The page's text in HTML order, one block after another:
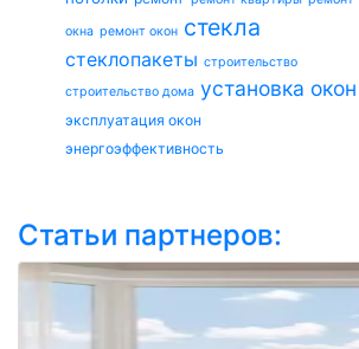
окна ремонт окон стекла
стеклопакеты строительство
строительство дома установка окон
эксплуатация окон
энергоэффективность
Статьи партнеров: